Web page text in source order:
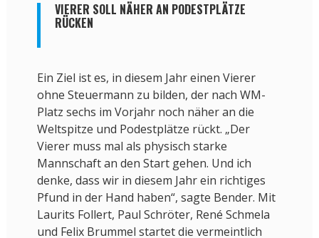
VIERER SOLL NÄHER AN PODESTPLÄTZE
RÜCKEN
Ein Ziel ist es, in diesem Jahr einen Vierer
ohne Steuermann zu bilden, der nach WM-
Platz sechs im Vorjahr noch näher an die
Weltspitze und Podestplätze rückt. „Der
Vierer muss mal als physisch starke
Mannschaft an den Start gehen. Und ich
denke, dass wir in diesem Jahr ein richtiges
Pfund in der Hand haben“, sagte Bender. Mit
Laurits Follert, Paul Schröter, René Schmela
und Felix Brummel startet die vermeintlich